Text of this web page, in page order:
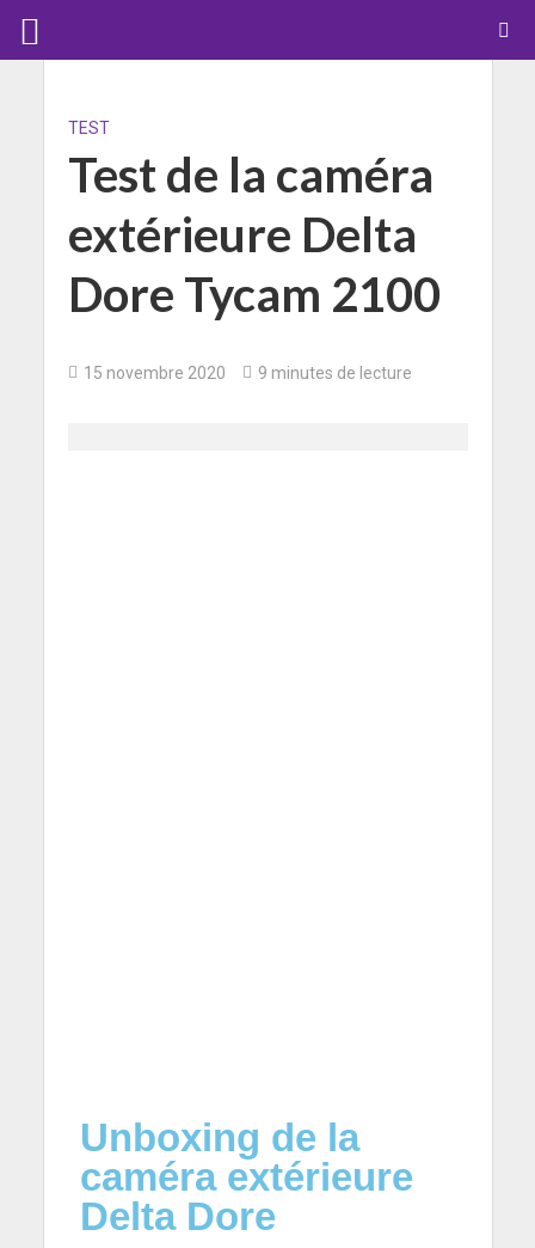
TEST
Test de la caméra
extérieure Delta
Dore Tycam 2100
15 novembre 2020 9 minutes de lecture
Unboxing de la
caméra extérieure
Delta Dore